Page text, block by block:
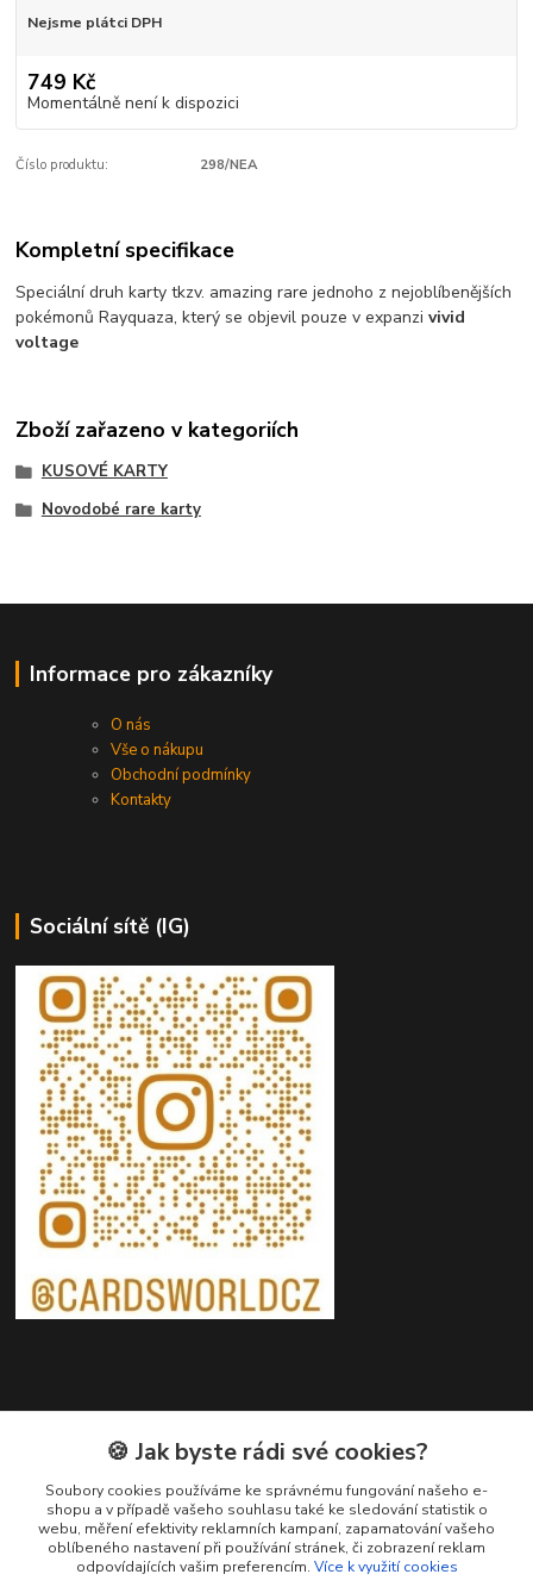
Nejsme plátci DPH
749 Kč
Momentálně není k dispozici
Číslo produktu: 298/NEA
Kompletní specifikace
Speciální druh karty tkzv. amazing rare jednoho z nejoblíbenějších
pokémonů Rayquaza, který se objevil pouze v expanzivivid
voltage
Zboží zařazeno v kategoriích
KUSOVÉ KARTY
Novodobé rare karty
Informace pro zákazníky
O nás
Vše o nákupu
Obchodní podmínky
Kontakty
Sociální sítě (IG)
Petr Ježík
+420 607 583 609
(Po-Pá, 8-16 hod.)
🍪 Jak byste rádi své cookies?
Soubory cookies používáme ke správnému fungování našeho e-
shopu a v případě vašeho souhlasu také ke sledování statistik o
webu, měření efektivity reklamních kampaní, zapamatování vašeho
oblíbeného nastavení při používání stránek, či zobrazení reklam
odpovídajících vašim preferencím. Více k využití cookies